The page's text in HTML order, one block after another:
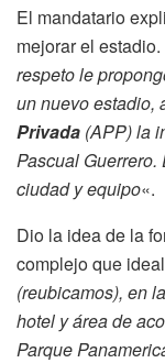
El mandatario
mejorar el estadio.
respeto le
un nuevo estadio,
Privada (APP) la
Pascual
ciudad y equipo«.
Dio la idea de la
complejo que
(reubicamos), en
hotel y área de
Parque